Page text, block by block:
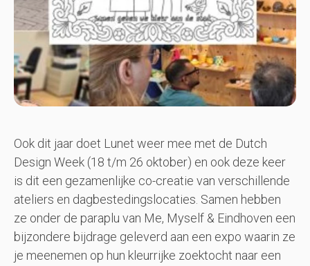
Ook dit jaar doet Lunet weer mee met de Dutch
Design Week (18 t/m 26 oktober) en ook deze keer
is dit een gezamenlijke co-creatie van verschillende
ateliers en dagbestedingslocaties. Samen hebben
ze onder de paraplu van Me, Myself & Eindhoven een
bijzondere bijdrage geleverd aan een expo waarin ze
je meenemen op hun kleurrijke zoektocht naar een